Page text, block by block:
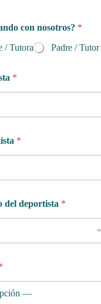
con nosotros? *
/ Tutora Padre / Tutor
*
*
del deportista *